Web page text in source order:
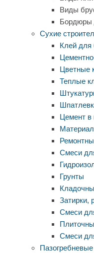
Виды
Бордюры
Сухие
Клей для
Цветные
Теплые
Цемент в
Смеси
Грунты
Затирки,
Смеси
Смеси